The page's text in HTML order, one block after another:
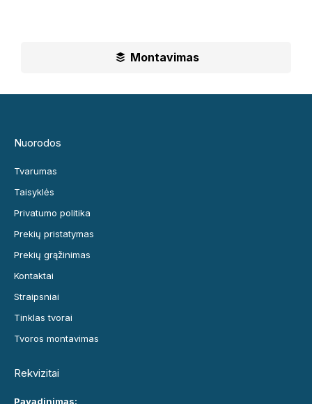
Montavimas
Nuorodos
Tvarumas
Taisyklės
Privatumo politika
Prekių pristatymas
Prekių grąžinimas
Kontaktai
Straipsniai
Tinklas tvorai
Tvoros montavimas
Rekvizitai
Pavadinimas: